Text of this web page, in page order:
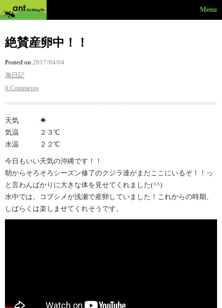
Menu
絶賛産卵中！！
Posted on 2017/04/04
海日記
0 Comments
天気 ☀︎
気温 ２３℃
水温 ２２℃
今日もいい天気の沖縄です！！
朝からそろそろシーズン修了のクジラ達がまだここにいるぞ！！っ
と言わんばかりに大きな体を見せてくれました(^^)
水中では、コブシメが浅瀬で産卵していました！これからの時期、
しばらくは楽しませてくれそうです。